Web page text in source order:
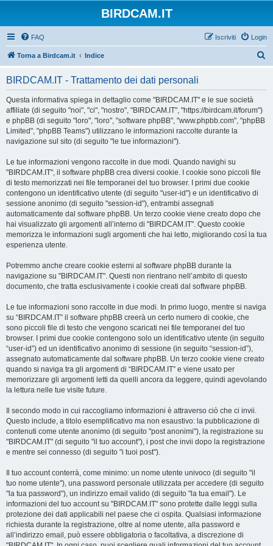
BIRDCAM.IT
FAQ Login
Iscriviti
Torna a Birdcam.it Indice
BIRDCAM.IT - Trattamento dei dati personali
Questa informativa spiega in dettaglio come "BIRDCAM.IT" e le sue società
affiliate (di seguito "noi", "ci", "nostro", "BIRDCAM.IT", "https://birdcam.it/forum")
e phpBB (di seguito "loro", "loro", "software phpBB", "www.phpbb.com", "phpBB
Limited", "phpBB Teams") utilizzano le informazioni raccolte durante la
navigazione sul sito (di seguito "le tue informazioni").
Le tue informazioni vengono raccolte in due modi. Quando navighi su
"BIRDCAM.IT", il software phpBB crea diversi cookie. I cookie sono piccoli file
di testo memorizzati nei file temporanei del tuo browser. I primi due cookie
contengono un identificativo utente (di seguito "user-id") e un identificativo di
sessione anonimo (di seguito "session-id"), entrambi assegnati
automaticamente dal software phpBB. Un terzo cookie viene creato dopo che
hai visualizzato gli argomenti all’interno di "BIRDCAM.IT". Questo cookie
memorizza le informazioni sugli argomenti che hai letto, migliorando così la tua
esperienza utente.
Potremmo anche creare cookie esterni al software phpBB durante la
navigazione su "BIRDCAM.IT". Questi non rientrano nell’ambito di questo
documento, che tratta esclusivamente i cookie creati dal software phpBB.
Le tue informazioni sono raccolte in due modi. In primo luogo, mentre si naviga
su “BIRDCAM.IT” il software phpBB creerà un certo numero di cookie, che
sono piccoli file di testo che vengono scaricati nei file temporanei del tuo
browser. I primi due cookie contengono solo un identificativo utente (in seguito
“user-id”) ed un identificativo anonimo di sessione (in seguito “session-id”),
assegnato automaticamente dal software phpBB. Un terzo cookie viene creato
quando si naviga tra gli argomenti di “BIRDCAM.IT” e viene usato per
memorizzare gli argomenti letti da quelli ancora da leggere, quindi agevolando
la lettura nelle tue visite future.
Il secondo modo in cui raccogliamo informazioni è attraverso ciò che ci invii.
Questo include, a titolo esemplificativo ma non esaustivo: la pubblicazione di
contenuti come utente anonimo (di seguito "post anonimi"), la registrazione su
"BIRDCAM.IT" (di seguito "il tuo account"), i post che invii dopo la registrazione
e mentre sei connesso (di seguito "i tuoi post").
Il tuo account conterrà, come minimo: un nome utente univoco (di seguito "il
tuo nome utente"), una password personale utilizzata per accedere (di seguito
"la tua password"), un indirizzo email valido (di seguito "la tua email"). Le
informazioni del tuo account su "BIRDCAM.IT" sono protette dalle leggi sulla
protezione dei dati applicabili nel paese che ci ospita. Qualsiasi informazione
richiesta durante la registrazione, oltre al nome utente, alla password e
all’indirizzo email, può essere obbligatoria o facoltativa, a discrezione di